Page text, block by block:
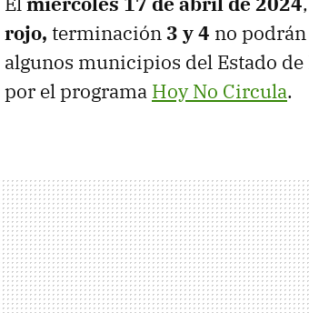
rojo, terminación 3 y 4 no
algunos municipios del Estado
por el programa Hoy No Circula.